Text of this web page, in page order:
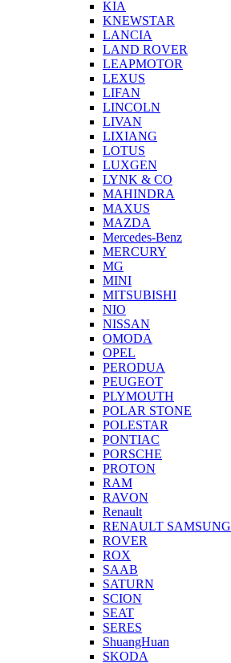
KIA
KNEWSTAR
LANCIA
LAND ROVER
LEAPMOTOR
LEXUS
LIFAN
LINCOLN
LIVAN
LIXIANG
LOTUS
LUXGEN
LYNK & CO
MAHINDRA
MAXUS
MAZDA
Mercedes-Benz
MERCURY
MG
MINI
MITSUBISHI
NIO
NISSAN
OMODA
OPEL
PERODUA
PEUGEOT
PLYMOUTH
POLAR STONE
POLESTAR
PONTIAC
PORSCHE
PROTON
RAM
RAVON
Renault
RENAULT SAMSUNG
ROVER
ROX
SAAB
SATURN
SCION
SEAT
SERES
ShuangHuan
SKODA